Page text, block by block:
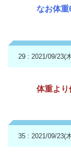
なお体
29 : 2021/09/23(
体重より
35 : 2021/09/23(